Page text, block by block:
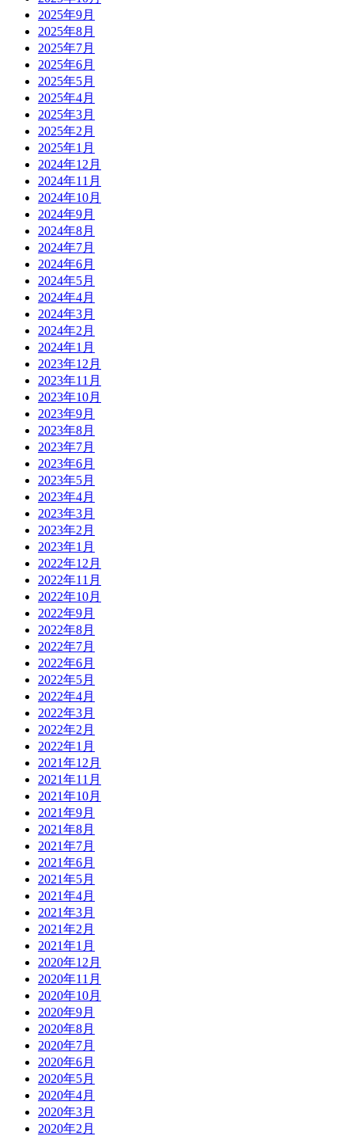
2025年9月
2025年8月
2025年7月
2025年6月
2025年5月
2025年4月
2025年3月
2025年2月
2025年1月
2024年12月
2024年11月
2024年10月
2024年9月
2024年8月
2024年7月
2024年6月
2024年5月
2024年4月
2024年3月
2024年2月
2024年1月
2023年12月
2023年11月
2023年10月
2023年9月
2023年8月
2023年7月
2023年6月
2023年5月
2023年4月
2023年3月
2023年2月
2023年1月
2022年12月
2022年11月
2022年10月
2022年9月
2022年8月
2022年7月
2022年6月
2022年5月
2022年4月
2022年3月
2022年2月
2022年1月
2021年12月
2021年11月
2021年10月
2021年9月
2021年8月
2021年7月
2021年6月
2021年5月
2021年4月
2021年3月
2021年2月
2021年1月
2020年12月
2020年11月
2020年10月
2020年9月
2020年8月
2020年7月
2020年6月
2020年5月
2020年4月
2020年3月
2020年2月